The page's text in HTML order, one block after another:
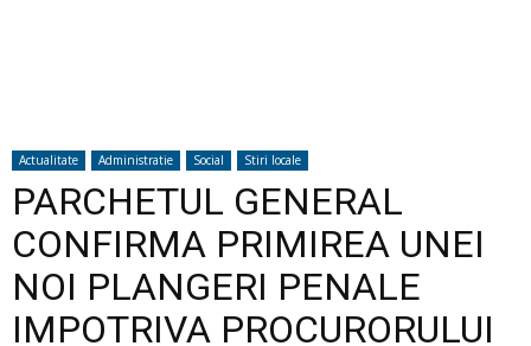
Actualitate Administratie Social Stiri locale
PARCHETUL GENERAL
CONFIRMA PRIMIREA UNEI
NOI PLANGERI PENALE
IMPOTRIVA PROCURORULUI